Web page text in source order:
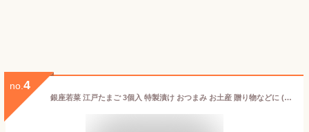
no. 4
銀座若菜 江戸たまご 3個入 特製漬け おつまみ お土産 贈り物などに (１個)